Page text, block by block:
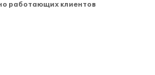
работающих клиентов